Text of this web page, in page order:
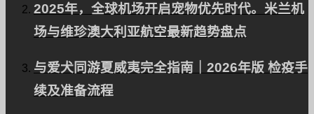
2025年，全球机场开启宠物优先时代。米兰机
场与维珍澳大利亚航空最新趋势盘点
与爱犬同游夏威夷完全指南｜2026年版 检疫手
续及准备流程
招募
公司简介